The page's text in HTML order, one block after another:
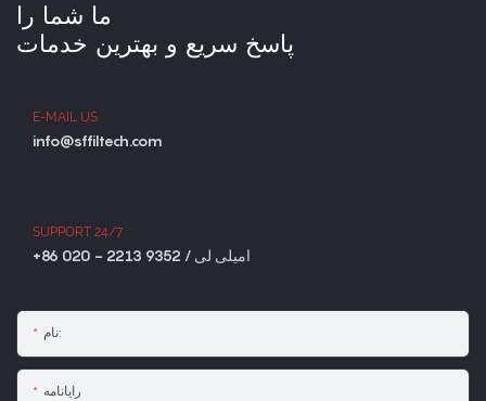
ما شما را
پاسخ سریع و بهترین خدمات
E-MAIL US
info@sffiltech.com
SUPPORT 24/7
+86 020 - 2213 9352 / امیلی لی
نام:
رایانامه